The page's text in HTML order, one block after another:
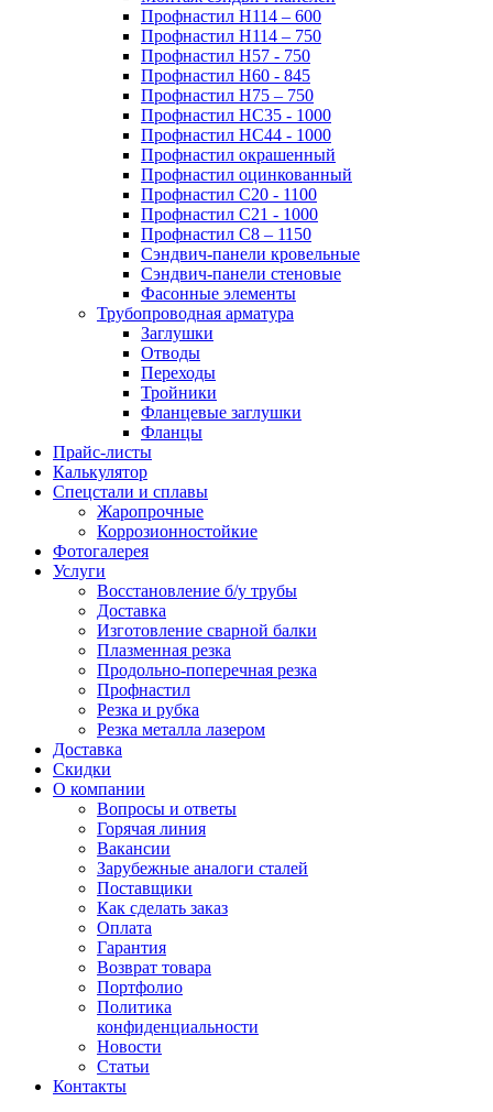
Профнастил Н114 – 600
Профнастил Н114 – 750
Профнастил Н57 - 750
Профнастил Н60 - 845
Профнастил Н75 – 750
Профнастил НС35 - 1000
Профнастил НС44 - 1000
Профнастил окрашенный
Профнастил оцинкованный
Профнастил С20 - 1100
Профнастил С21 - 1000
Профнастил С8 – 1150
Сэндвич-панели кровельные
Сэндвич-панели стеновые
Фасонные элементы
Трубопроводная арматура
Заглушки
Отводы
Переходы
Тройники
Фланцевые заглушки
Фланцы
Прайс-листы
Калькулятор
Спецстали и сплавы
Жаропрочные
Коррозионностойкие
Фотогалерея
Услуги
Восстановление б/у трубы
Доставка
Изготовление сварной балки
Плазменная резка
Продольно-поперечная резка
Профнастил
Резка и рубка
Резка металла лазером
Доставка
Скидки
О компании
Вопросы и ответы
Горячая линия
Вакансии
Зарубежные аналоги сталей
Поставщики
Как сделать заказ
Оплата
Гарантия
Возврат товара
Портфолио
Политика
конфиденциальности
Новости
Статьи
Контакты